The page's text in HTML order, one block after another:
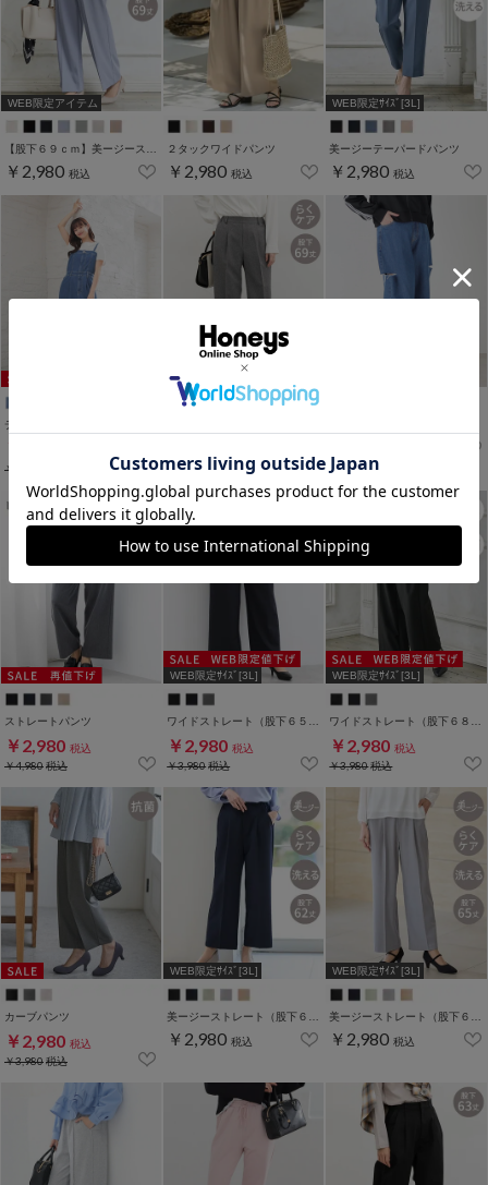
WEB限定アイテム
￥2,980 税込
２タックワイドパンツ
￥2,980 税込
WEB限定ｻｲｽﾞ[3L]
美ージーテーパードパンツ
￥2,980 税込
デニムオールインワン
￥3,980
WEB限定アイテム
ストレートパンツ
￥2,980 税込
￥4,980税込
WEB限定ｻｲｽﾞ[3L]
￥2,980 税込
￥3,980税込
WEB限定ｻｲｽﾞ[3L]
￥2,980 税込
￥3,980税込
カーブパンツ
￥2,980 税込
￥3,980税込
WEB限定ｻｲｽﾞ[3L]
美ージーストレート（股下６２ｃｍ）
￥2,980 税込
WEB限定ｻｲｽﾞ[3L]
美ージーストレート（股下６５ｃｍ）
￥2,980 税込